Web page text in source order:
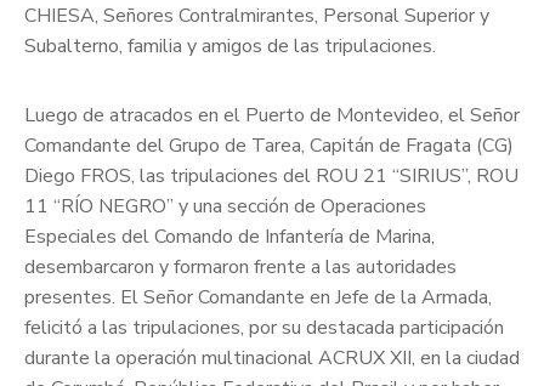
CHIESA, Señores Contralmirantes, Personal Superior y
Subalterno, familia y amigos de las tripulaciones.
Luego de atracados en el Puerto de Montevideo, el Señor
Comandante del Grupo de Tarea, Capitán de Fragata (CG)
Diego FROS, las tripulaciones del ROU 21 “SIRIUS”, ROU
11 “RÍO NEGRO” y una sección de Operaciones
Especiales del Comando de Infantería de Marina,
desembarcaron y formaron frente a las autoridades
presentes. El Señor Comandante en Jefe de la Armada,
felicitó a las tripulaciones, por su destacada participación
durante la operación multinacional ACRUX XII, en la ciudad